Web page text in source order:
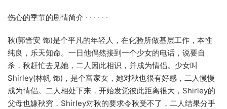
伤心的季节的剧情简介 · · · · · ·
秋(郭晋安 饰)是个平凡的年轻人，在化验所做基层工作，本性
纯良，乐天知命。一日他偶然接到一个少女的电话，说要自
杀，秋赶忙去见她，二人因此相识，并成为情侣。少女叫
Shirley(林帆 饰)，是个富家女，她对秋也很有好感，二人慢慢
成为情侣。二人相处下来，开始发觉彼此距离很大，Shirley的
父母也嫌秋穷，Shirley对秋的要求令秋受不了，二人结果分手